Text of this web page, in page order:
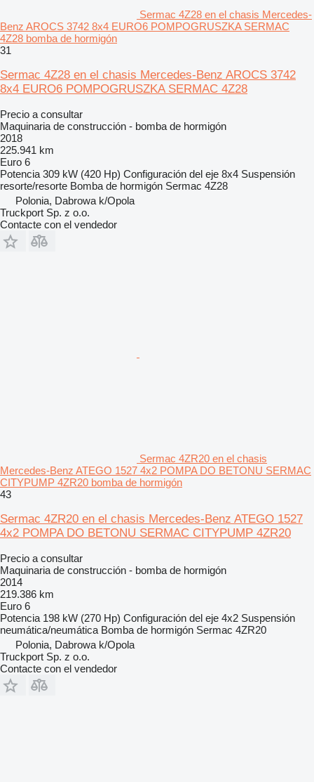
Sermac 4Z28 en el chasis Mercedes-
Benz AROCS 3742 8x4 EURO6 POMPOGRUSZKA SERMAC
4Z28 bomba de hormigón
31
Sermac 4Z28 en el chasis Mercedes-Benz AROCS 3742
8x4 EURO6 POMPOGRUSZKA SERMAC 4Z28
Precio a consultar
Maquinaria de construcción - bomba de hormigón
2018
225.941 km
Euro 6
Potencia 309 kW (420 Hp) Configuración del eje 8x4 Suspensión
resorte/resorte Bomba de hormigón Sermac 4Z28
Polonia, Dabrowa k/Opola
Truckport Sp. z o.o.
Contacte con el vendedor
Sermac 4ZR20 en el chasis
Mercedes-Benz ATEGO 1527 4x2 POMPA DO BETONU SERMAC
CITYPUMP 4ZR20 bomba de hormigón
43
Sermac 4ZR20 en el chasis Mercedes-Benz ATEGO 1527
4x2 POMPA DO BETONU SERMAC CITYPUMP 4ZR20
Precio a consultar
Maquinaria de construcción - bomba de hormigón
2014
219.386 km
Euro 6
Potencia 198 kW (270 Hp) Configuración del eje 4x2 Suspensión
neumática/neumática Bomba de hormigón Sermac 4ZR20
Polonia, Dabrowa k/Opola
Truckport Sp. z o.o.
Contacte con el vendedor